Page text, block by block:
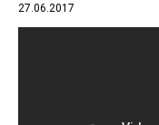
27.06.2017